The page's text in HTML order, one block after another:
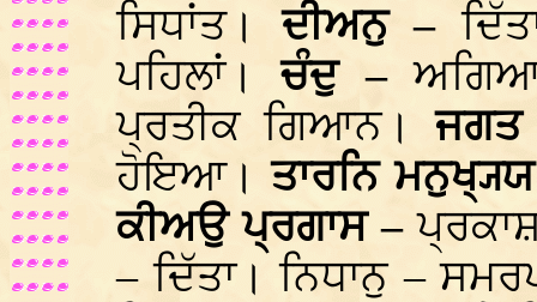
ਸਿਧਾਂਤ।ਦੀਅਨੁ –
ਪਹਿਲਾਂ।ਚੰਦੁ –
ਪ੍ਰਤੀਕ ਗਿਆਨ।
ਹੋਇਆ।ਤਾਰਨਿ
ਕੀਅਉ ਪ੍ਰਗਾਸ –
– ਦਿੱਤਾ। ਨਿਧਾਨੁ –